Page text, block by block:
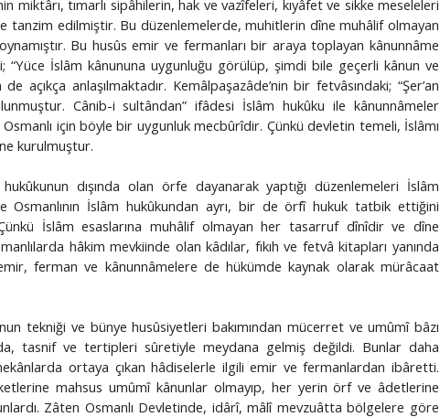
miktârı, tımarlı sipâhilerin, hak ve vazîfeleri, kıyâfet ve sikke meseleleri
tanzim edilmiştir. Bu düzenlemelerde, muhitlerin dîne muhâlif olmayan
Bu husûs emir ve fermanları bir araya toplayan kânunnâme
“Yüce İslâm kânununa uygunluğu görülüp, şimdi bile geçerli kânun ve
açıkça anlaşılmaktadır. Kemâlpaşazâde’nin bir fetvâsındaki; “Şer’an
Cânib-i sultândan” ifâdesi İslâm hukûku ile kânunnâmeler
için böyle bir uygunluk mecbûrîdir. Çünkü devletin temeli, İslâmı
kurulmuştur.
hukûkunun dışında olan örfe dayanarak yaptığı düzenlemeleri İslâm
Osmanlının İslâm hukûkundan ayrı, bir de örfî hukuk tatbik ettiğini
İslâm esaslarına muhâlif olmayan her tasarruf dînîdir ve dîne
hâkim mevkiinde olan kâdılar, fıkıh ve fetvâ kitapları yanında
ferman ve kânunnâmelere de hükümde kaynak olarak mürâcaat
tekniği ve bünye husûsiyetleri bakımından mücerret ve umûmî bâzı
tasnif ve tertipleri sûretiyle meydana gelmiş değildi. Bunlar daha
ortaya çıkan hâdiselerle ilgili emir ve fermanlardan ibâretti.
mahsus umûmî kânunlar olmayıp, her yerin örf ve âdetlerine
Zâten Osmanlı Devletinde, idârî, mâlî mevzuâtta bölgelere göre